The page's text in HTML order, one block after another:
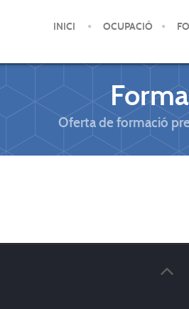
INICI OCUPACIÓ
Oferta de formació